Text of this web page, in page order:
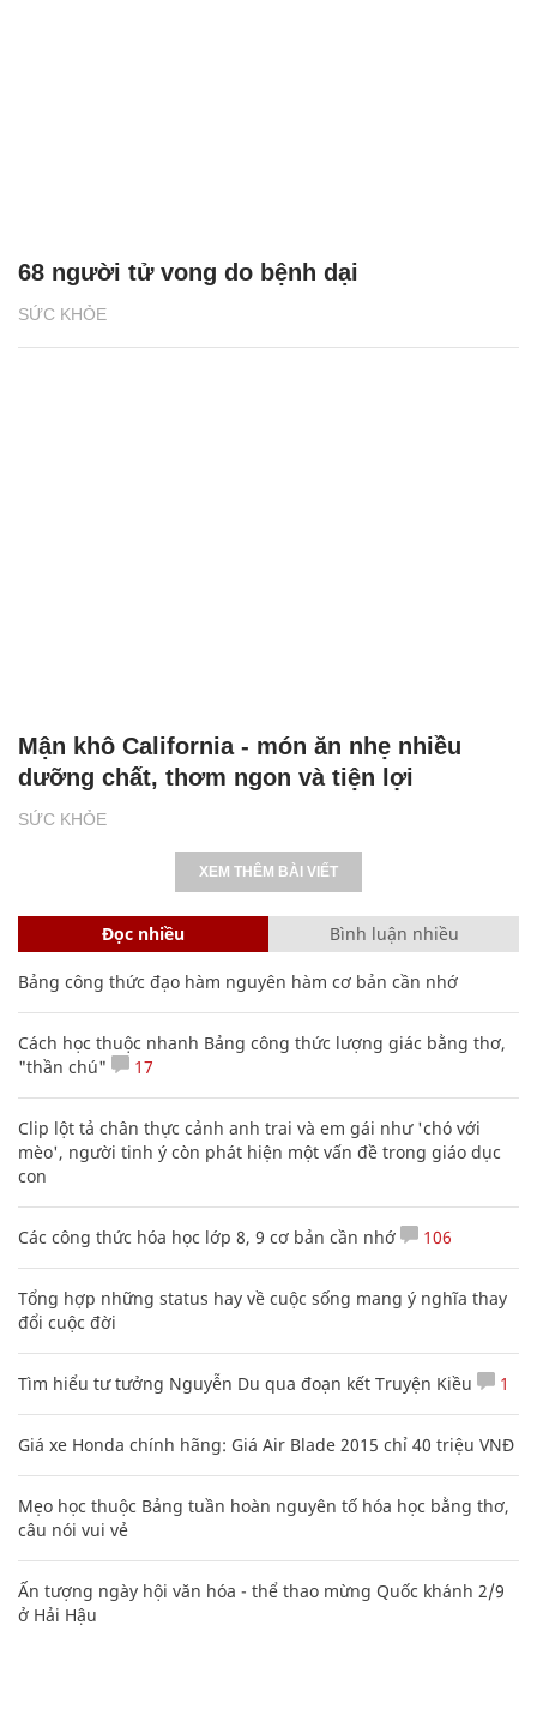
SỨC KHỎE
68 người tử vong do bệnh dại
SỨC KHỎE
Mận khô California - món ăn nhẹ nhiều
dưỡng chất, thơm ngon và tiện lợi
XEM THÊM BÀI VIẾT
Đọc nhiều Bình luận nhiều
Bảng công thức đạo hàm nguyên hàm cơ bản cần nhớ
Cách học thuộc nhanh Bảng công thức lượng giác bằng thơ,
"thần chú"
17
Clip lột tả chân thực cảnh anh trai và em gái như 'chó với
mèo', người tinh ý còn phát hiện một vấn đề trong giáo dục
con
Các công thức hóa học lớp 8, 9 cơ bản cần nhớ 106
Tổng hợp những status hay về cuộc sống mang ý nghĩa thay
đổi cuộc đời
Tìm hiểu tư tưởng Nguyễn Du qua đoạn kết Truyện Kiều 1
Giá xe Honda chính hãng: Giá Air Blade 2015 chỉ 40 triệu VNĐ
Mẹo học thuộc Bảng tuần hoàn nguyên tố hóa học bằng thơ,
câu nói vui vẻ
Ấn tượng ngày hội văn hóa - thể thao mừng Quốc khánh 2/9
ở Hải Hậu